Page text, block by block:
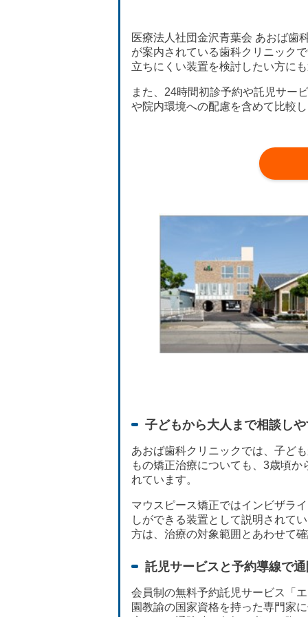
医療法人社団金沢青葉会 あおば歯
が案内されている歯科クリニック
立ちにくい装置を検討したい方に
また、24時間初診予約や託児サー
や院内環境への配慮を含めて比較
子どもから大人まで相談し
あおば歯科クリニックでは、子ど
もの矯正治療についても、3歳頃
れています。
マウスピース矯正ではインビザラ
しができる装置として説明されて
方は、治療の対象範囲とあわせて
託児サービスと予約導線で
会員制の無料予約託児サービス「
園教諭の国家資格を持った専門家